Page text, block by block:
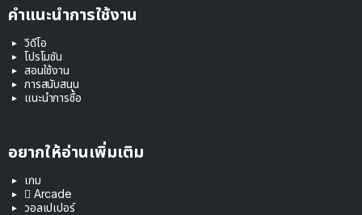
คำแนะนำการใช้งาน
วิดีโอ
โปรโมชัน
สอนใช้งาน
การสนับสนุน
แนะนำการซื้อ
อยากให้อ่านเพิ่มเติม
เกม
 Arcade
วอลเปเปอร์